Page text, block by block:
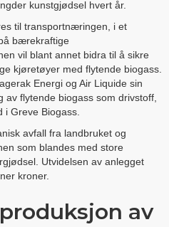
kunstgjødsel hvert år.
til transportnæringen, i et
bærekraftige
vil blant annet bidra til å sikre
kjøretøyer med flytende biogass.
Energi og Air Liquide sin
flytende biogass som drivstoff,
i Greve Biogass.
avfall fra landbruket og
som blandes med store
Utvidelsen av anlegget
kroner.
av